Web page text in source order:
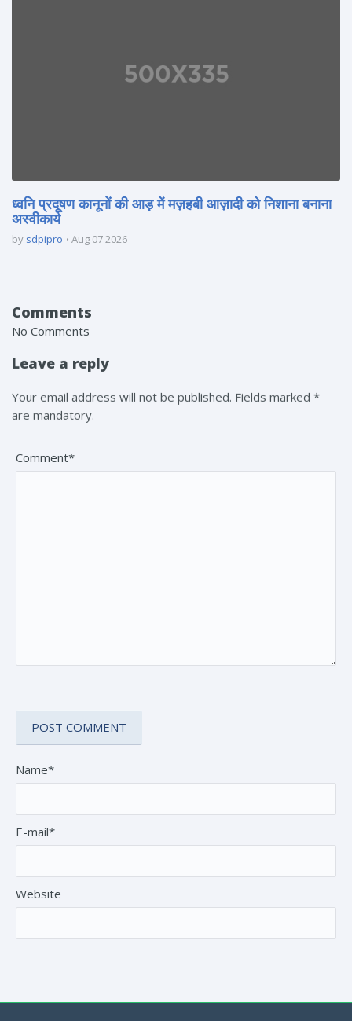
ध्वनि प्रदूषण कानूनों की आड़ में मज़हबी आज़ादी को निशाना बनाना
अस्वीकार्य
by sdpipro Aug 07 2026
Comments
No Comments
Leave a reply
Your email address will not be published. Fields marked *
are mandatory.
Comment*
Name*
E-mail*
Website